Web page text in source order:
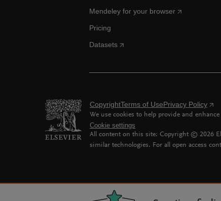
Mendeley for your browser
Pricing
Datasets
CopyrightTerms of UsePrivacy Policy
We use cookies to help provide and
Cookie settings
All content on this site: Copyright © 2026
similar technologies. For all open access